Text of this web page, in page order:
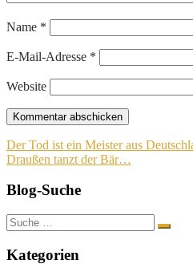
Name *
E-Mail-Adresse *
Website
Beitragsnavigation
Der Tod ist ein Meister aus
Draußen tanzt der Bär…
Blog-Suche
Suche
nach:
Kategorien